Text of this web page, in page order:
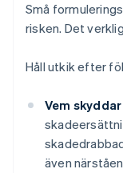
Små
risken. Det
Håll utkik efter
Vem
även